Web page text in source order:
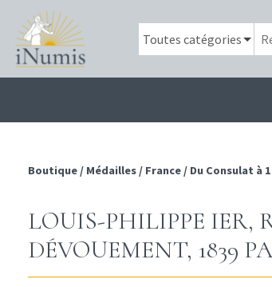
Boutique / Médailles / France / Du Consulat à
LOUIS-PHILIPPE IER,
DÉVOUEMENT, 1839